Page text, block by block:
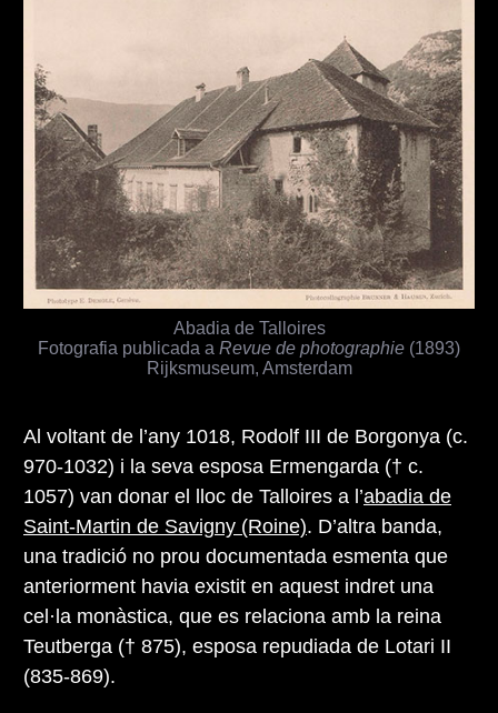
Abadia de Talloires
Fotografia publicada a Revue de photographie (1893)
Rijksmuseum, Amsterdam
Al voltant de l’any 1018, Rodolf III de Borgonya (c.
970-1032) i la seva esposa Ermengarda († c.
1057) van donar el lloc de Talloires a l’abadia de
Saint-Martin de Savigny (Roine). D’altra banda,
una tradició no prou documentada esmenta que
anteriorment havia existit en aquest indret una
cel·la monàstica, que es relaciona amb la reina
Teutberga († 875), esposa repudiada de Lotari II
(835-869).